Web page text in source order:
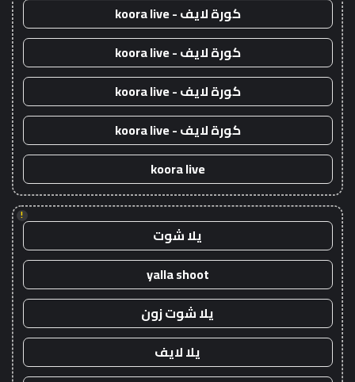
كورة لايف - koora live
كورة لايف - koora live
كورة لايف - koora live
كورة لايف - koora live
koora live
!
يلا شوت
yalla shoot
يلا شوت زون
يلا لايف